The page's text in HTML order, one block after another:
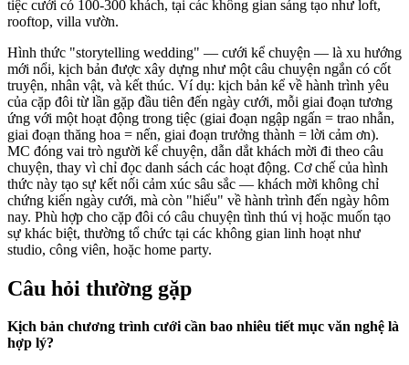
tiệc cưới có 100-300 khách, tại các không gian sáng tạo như loft,
rooftop, villa vườn.
Hình thức "storytelling wedding" — cưới kể chuyện — là xu hướng
mới nổi, kịch bản được xây dựng như một câu chuyện ngắn có cốt
truyện, nhân vật, và kết thúc. Ví dụ: kịch bản kể về hành trình yêu
của cặp đôi từ lần gặp đầu tiên đến ngày cưới, mỗi giai đoạn tương
ứng với một hoạt động trong tiệc (giai đoạn ngập ngấn = trao nhẫn,
giai đoạn thăng hoa = nến, giai đoạn trưởng thành = lời cảm ơn).
MC đóng vai trò người kể chuyện, dẫn dắt khách mời đi theo câu
chuyện, thay vì chỉ đọc danh sách các hoạt động. Cơ chế của hình
thức này tạo sự kết nối cảm xúc sâu sắc — khách mời không chỉ
chứng kiến ngày cưới, mà còn "hiểu" về hành trình đến ngày hôm
nay. Phù hợp cho cặp đôi có câu chuyện tình thú vị hoặc muốn tạo
sự khác biệt, thường tổ chức tại các không gian linh hoạt như
studio, công viên, hoặc home party.
Câu hỏi thường gặp
Kịch bản chương trình cưới cần bao nhiêu tiết mục văn nghệ là
hợp lý?